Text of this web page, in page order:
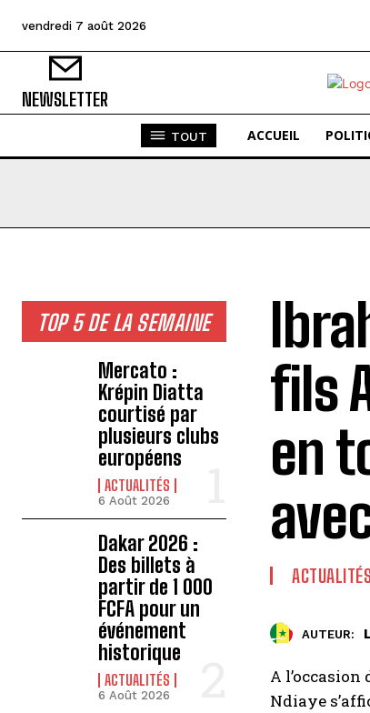
vendredi 7 août 2026
NEWSLETTER
TOUT ACCUEIL
TOP 5 DE LA SEMAINE
Mercato :
Krépin Diatta
courtisé par
plusieurs clubs
européens
ACTUALITÉS
6 Août 2026
Dakar 2026 :
Des billets à
partir de 1 000
FCFA pour un
événement
historique
ACTUALITÉS
6 Août 2026
fils
en
AUTEUR:
A
Ndiaye